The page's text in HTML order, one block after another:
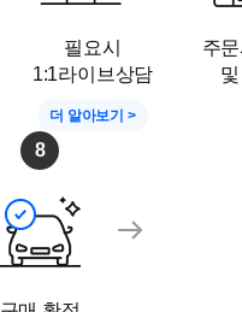
필요시
1:1라이브상담
더 알아보기 >
주
8